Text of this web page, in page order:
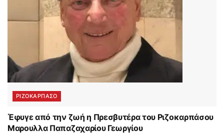
ΡΙΖΟΚΑΡΠΑΣΟ
Έφυγε από την ζωή η Πρεσβυτέρα του Ριζοκαρπάσου
Μαρουλλα Παπαζαχαρίου Γεωργίου